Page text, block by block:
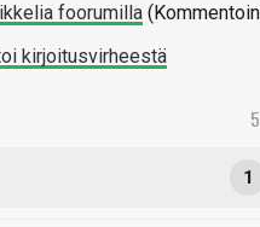
foorumilla
kirjoitusvirheestä
1